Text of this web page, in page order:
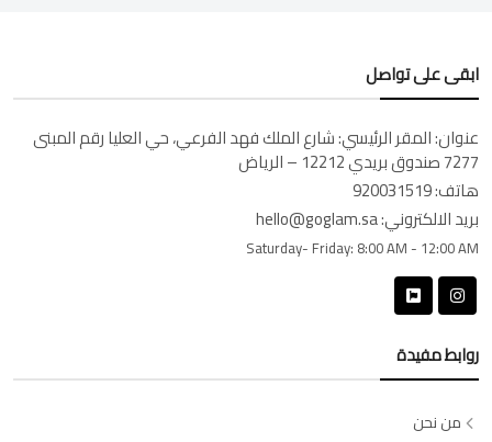
ابقى على تواصل
عنوان:المقر الرئيسي: شارع الملك فهد الفرعي، حي العليا رقم المبنى
7277 صندوق بريدي 12212 – الرياض
هاتف:920031519
بريد الالكتروني:hello@goglam.sa
Saturday- Friday: 8:00 AM - 12:00 AM
روابط مفيدة
من نحن